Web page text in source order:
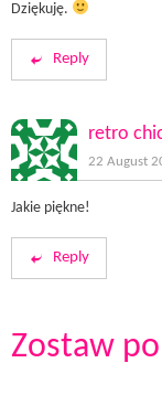
Dziękuję.
Reply
retro
22 August
Jakie piękne!
Reply
Zostaw